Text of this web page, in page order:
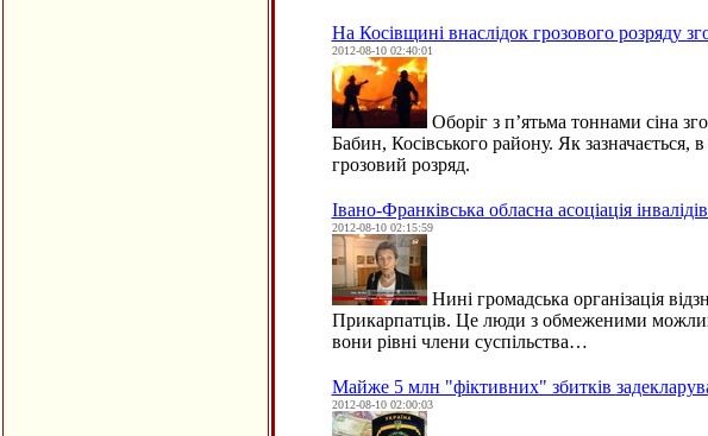
На Косівщині внаслідок грозового розряду
2012-08-10 02:40:01
Оборіг з п’ятьма тоннами сіна
Бабин, Косівського району. Як зазначається,
грозовий розряд.
Івано-Франківська обласна асоціація
2012-08-10 02:15:59
Нині громадська організація
Прикарпатців. Це люди з обмеженими
вони рівні члени суспільства…
Майже 5 млн "фіктивних" збитків
2012-08-10 02:00:03